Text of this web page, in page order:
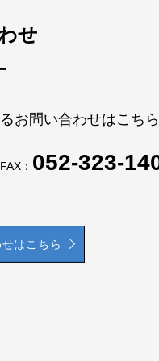
せ
お問い合わせはこちら
FAX： 052-323-
はこちら